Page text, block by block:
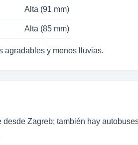
Alta (91 mm)
Alta (85 mm)
agradables y menos lluvias.
Zagreb; también hay